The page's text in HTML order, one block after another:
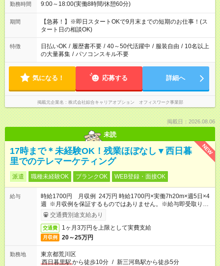
勤務時間 9:00～18:00(実働8時間/休憩60分)
期間
【急募！】※即日スタートOKで9月末までの短期のお仕事！(ス
タート日の相談OK)
特徴 日払いOK / 履歴書不要 / 40～50代活躍中 / 服装自由 / 10名以上
の大量募集 / パソコンスキル不要
気になる！ 応募する 詳細へ
掲載元企業名 株式会社綜合キャリアオプション オフィスワーク事業部
掲載日：2026.08.06
未読
NEW
17時まで＊未経験OK！残業ほぼなし▼西日暮
里でのテレマーケティング
派遣 職種未経験OK ブランクOK WEB登録・面接OK
給与
時給1700円 月収例 24万円 時給1700円×実働7h20m×週5日×4
週 ※月収例を保証するものではありません。※給与即受取りサ
ービス利用可（利用条件有）
交通費別途支給あり
交通費 1ヶ月3万円を上限として実費支給
月収例 20～25万円
勤務地
東京都荒川区
西日暮里駅から徒歩10分 / 新三河島駅から徒歩5分